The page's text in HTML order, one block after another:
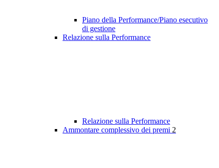
Piano della Performance/Piano esecutivo
di gestione
Relazione sulla Performance
Relazione sulla Performance
Ammontare complessivo dei premi 2